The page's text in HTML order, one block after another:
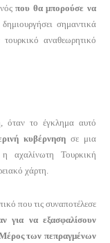
που θα μπορούσε να
σημαντικά
αναθεωρητικό
όταν το έγκλημα αυτό
κυβέρνηση σε μια
αχαλίνωτη Τουρκική
χάρτη.
που τις συναποτέλεσε
για να εξασφαλίσουν
των πεπραγμένων